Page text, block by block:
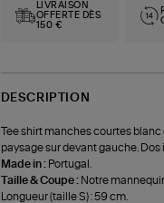
LIVRAISON
OFFERTE DÈS
150 €
DESCRIPTION
Tee shirt manches courtes
paysage sur devant gauche.
Made in : Portugal.
Taille & Coupe : Notre
Longueur (taille S) : 59 cm.